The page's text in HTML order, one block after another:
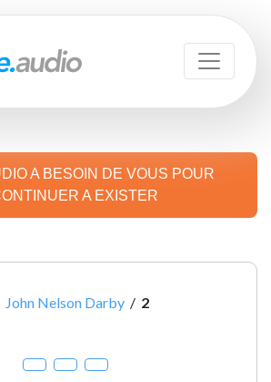
A BESOIN DE VOUS POUR
A EXISTER
John Nelson Darby / 2